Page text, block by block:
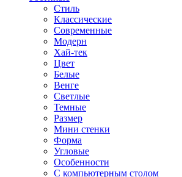
Стиль
Классические
Современные
Модерн
Хай-тек
Цвет
Белые
Венге
Светлые
Темные
Размер
Мини стенки
Форма
Угловые
Особенности
С компьютерным столом